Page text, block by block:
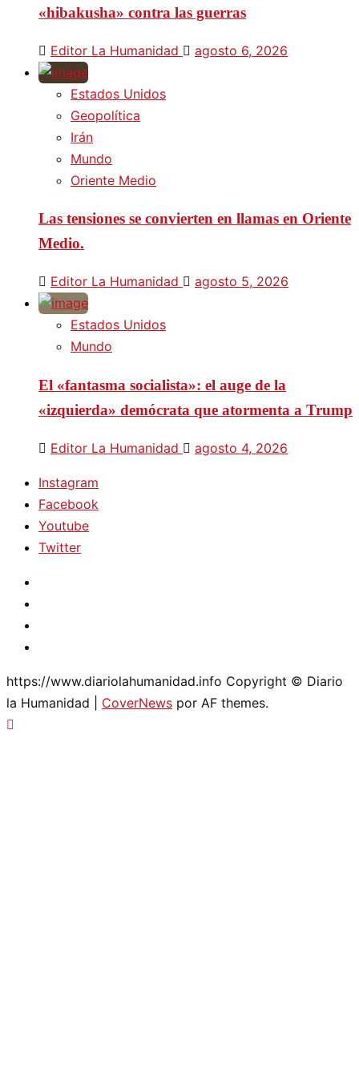
«hibakusha» contra las guerras
Editor La Humanidad agosto 6, 2026
Estados Unidos
Geopolítica
Irán
Mundo
Oriente Medio
Las tensiones se convierten en llamas en Oriente
Medio.
Editor La Humanidad agosto 5, 2026
Estados Unidos
Mundo
El «fantasma socialista»: el auge de la
«izquierda» demócrata que atormenta a Trump
Editor La Humanidad agosto 4, 2026
Instagram
Facebook
Youtube
Twitter
https://www.diariolahumanidad.info Copyright © Diario
la Humanidad
CoverNews por AF themes.